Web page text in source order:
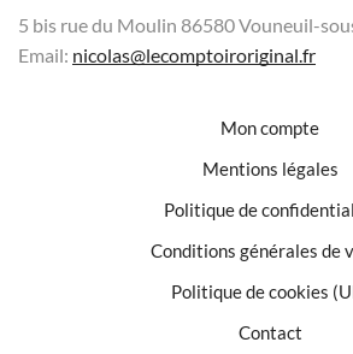
5 bis rue du Moulin 86580 Vouneuil-
Email: nicolas@lecomptoiroriginal.fr
Mon compte
Mentions légales
Politique de
Conditions générales de
Politique de cookies
Contact